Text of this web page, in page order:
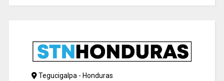
Tegucigalpa - Honduras